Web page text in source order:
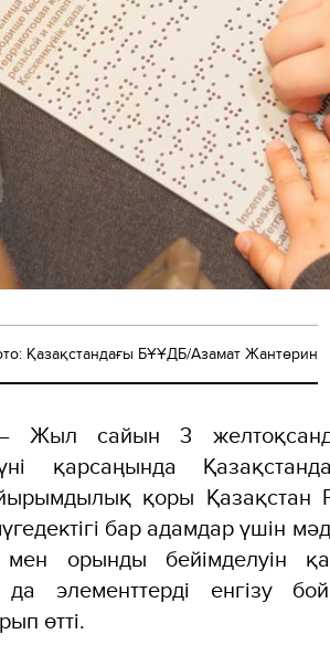
Қазақстандағы БҰҰДБ/Азамат Жантөрин
сайын 3 желтоқсанда
қарсаңында
қоры Қазақстан
бар адамдар үшін
мен орынды бейімделуін
элементтерді енгізу
өтті.